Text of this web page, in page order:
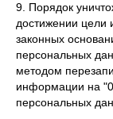
9. Порядок
достижении цели
законных
персональных
методом
информации на
персональных